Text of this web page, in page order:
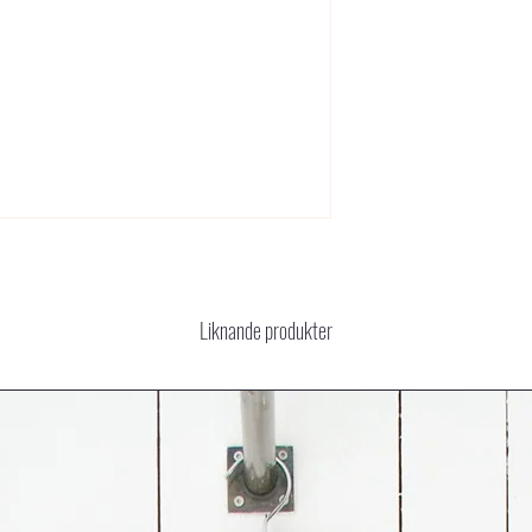
Liknande produkter